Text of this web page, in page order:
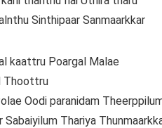
Sinthipaar Sanmaarkkar
kaattru Poargal Malae
Thoottru
Oodi paranidam
Sabaiyilum Thariya